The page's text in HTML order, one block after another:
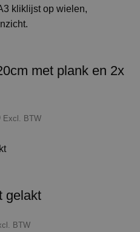
met plank en 2x
Excl. BTW
gelakt
BTW